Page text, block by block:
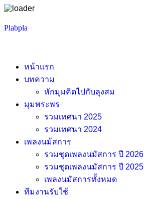
Skip
Plabpla
หน้าแรก
บทความ
หักมุมคิดไปกับลุงสม
มุมพระพร
รวมเทศนา 2025
รวมเทศนา 2024
เพลงนม้สการ
รวมชุดเพลงนมัสการ ปี 2026
รวมชุดเพลงนมัสการ ปี 2025
เพลงนมัสการทั้งหมด
ทีมงานรับใช้